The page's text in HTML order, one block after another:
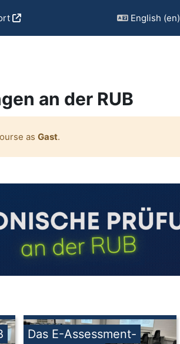
English ‎(en)‎
an der RUB
as Gast.
Das E-Assessment-